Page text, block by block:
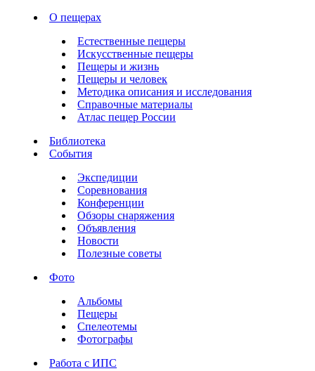
О пещерах
Естественные пещеры
Искусственные пещеры
Пещеры и жизнь
Пещеры и человек
Методика описания и исследования
Справочные материалы
Атлас пещер России
Библиотека
События
Экспедиции
Соревнования
Конференции
Обзоры снаряжения
Объявления
Новости
Полезные советы
Фото
Альбомы
Пещеры
Спелеотемы
Фотографы
Работа с ИПС